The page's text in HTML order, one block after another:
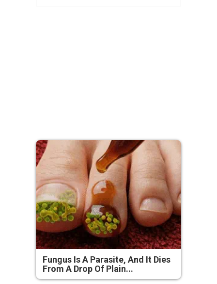
Fungus Is A Parasite, And It Dies
From A Drop Of Plain...